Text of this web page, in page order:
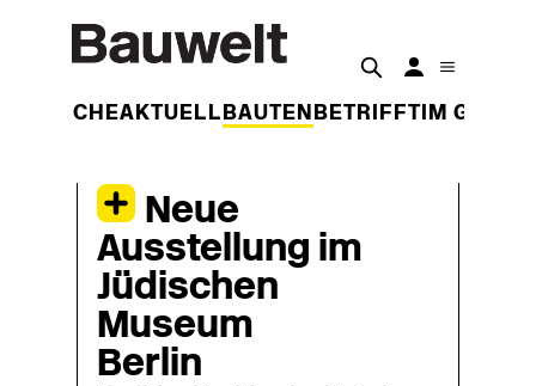
WOCHEAKTUELL BAUTEN BETRIFFT IM
Neue
Ausstellung im
Jüdischen
Museum
Berlin